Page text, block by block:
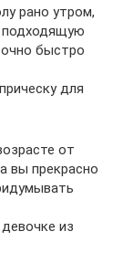
рано утром,
подходящую
быстро
для
от
вы прекрасно
из